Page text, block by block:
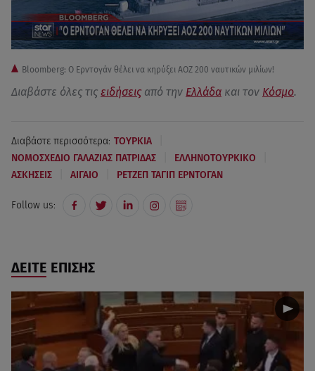
Bloomberg: Ο Ερντογάν θέλει να κηρύξει ΑΟΖ 200 ναυτικών μιλίων!
Διαβάστε όλες τις ειδήσεις από την Ελλάδα και τον Κόσμο.
Διαβάστε περισσότερα: ΤΟΥΡΚΙΑ
ΝΟΜΟΣΧΕΔΙΟ ΓΑΛΑΖΙΑΣ ΠΑΤΡΙΔΑΣ ΕΛΛΗΝΟΤΟΥΡΚΙΚΟ
ΑΣΚΗΣΕΙΣ ΑΙΓΑΙΟ ΡΕΤΖΕΠ ΤΑΓΙΠ ΕΡΝΤΟΓΑΝ
Follow us:
ΔΕΙΤΕ ΕΠΙΣΗΣ